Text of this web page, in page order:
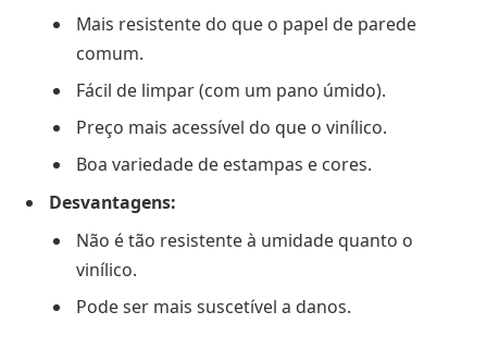
Mais resistente do que o papel de parede
comum.
Fácil de limpar (com um pano úmido).
Preço mais acessível do que o vinílico.
Boa variedade de estampas e cores.
Desvantagens:
Não é tão resistente à umidade quanto o
vinílico.
Pode ser mais suscetível a danos.